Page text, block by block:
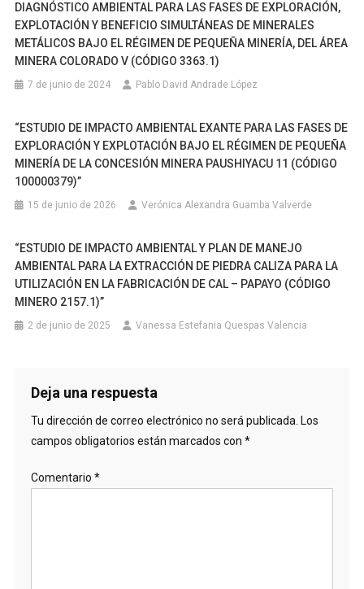
DIAGNÓSTICO AMBIENTAL PARA LAS FASES DE EXPLORACIÓN,
EXPLOTACIÓN Y BENEFICIO SIMULTÁNEAS DE MINERALES
METÁLICOS BAJO EL RÉGIMEN DE PEQUEÑA MINERÍA, DEL ÁREA
MINERA COLORADO V (CÓDIGO 3363.1)
7 de junio de 2024 Pablo David Andrade López
“ESTUDIO DE IMPACTO AMBIENTAL EXANTE PARA LAS FASES DE
EXPLORACIÓN Y EXPLOTACIÓN BAJO EL RÉGIMEN DE PEQUEÑA
MINERÍA DE LA CONCESIÓN MINERA PAUSHIYACU 11 (CÓDIGO
100000379)”
15 de junio de 2026 Verónica Alexandra Guamba Valverde
“ESTUDIO DE IMPACTO AMBIENTAL Y PLAN DE MANEJO
AMBIENTAL PARA LA EXTRACCIÓN DE PIEDRA CALIZA PARA LA
UTILIZACIÓN EN LA FABRICACIÓN DE CAL – PAPAYO (CÓDIGO
MINERO 2157.1)”
2 de junio de 2025 Vanessa Estefania Quespas Valencia
Deja una respuesta
Tu dirección de correo electrónico no será publicada. Los
campos obligatorios están marcados con *
Comentario *